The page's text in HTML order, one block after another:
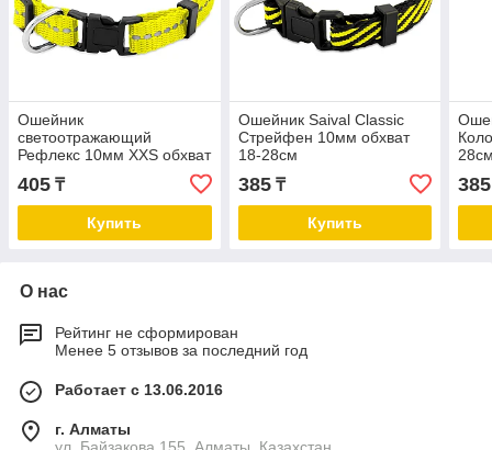
Ошейник
светоотражающий
Рефлекс 10мм XXS обхват
14-20см
405 ₸
Купить
Ошейник Saival Classic
Стрейфен 10мм обхват
18-28см
385₸
Купить
385
О нас
Рейтинг не сформирован
Менее 5 отзывов за последний год
Работает с 13.06.2016
г. Алматы